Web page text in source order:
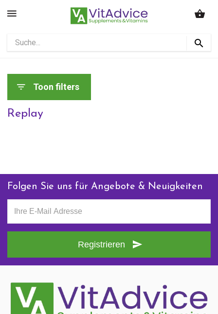
Toon filters
Replay
Folgen Sie uns für Angebote & Neuigkeiten
Registrieren